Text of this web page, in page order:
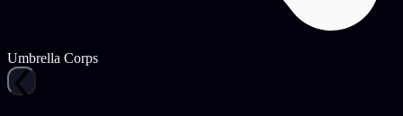
Umbrella Corps